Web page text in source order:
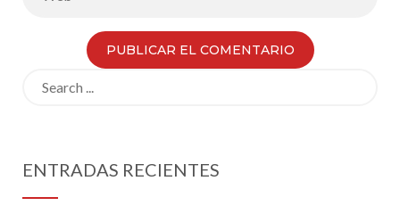
ENTRADAS RECIENTES